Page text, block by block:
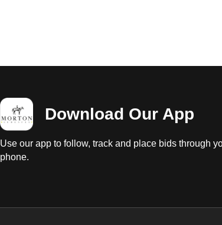
Download Our App
Use our app to follow, track and place bids through
phone.